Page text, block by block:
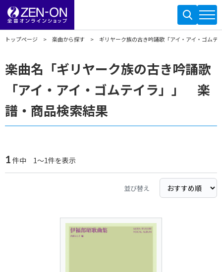
トップページ 楽曲から探す ギリヤーク族の古き吟誦歌「アイ・アイ・ゴムテ
楽曲名「ギリヤーク族の古き吟誦歌
「アイ・アイ・ゴムテイラ」」 楽
譜・商品検索結果
1 件中 1～1件を表示
並び替え